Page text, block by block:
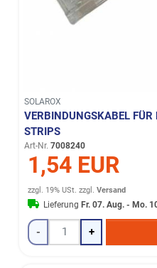
SOLAROX
VERBINDUNGSKABEL FÜR
STRIPS
Art-Nr. 7008240
1,54 EUR
zzgl. 19% USt. zzgl.Versand
Lieferung Fr. 07. Aug. - Mo.
- +